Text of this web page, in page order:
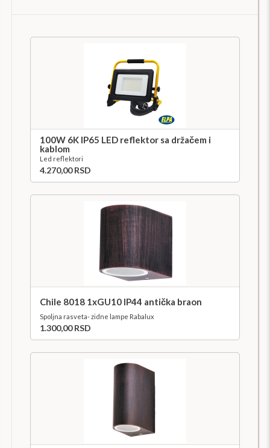
100W 6K IP65 LED reflektor sa držačem i
kablom
Led reflektori
4.270,00 RSD
Chile 8018 1xGU10 IP44 antička braon
Spoljna rasveta- zidne lampe Rabalux
1.300,00 RSD